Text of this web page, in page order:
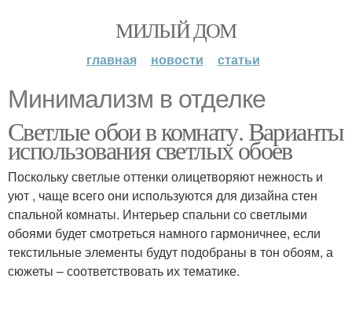
МИЛЫЙ ДОМ
главная новости статьи
Минимализм в отделке
Светлые обои в комнату. Варианты
использования светлых обоев
Поскольку светлые оттенки олицетворяют нежность и
уют , чаще всего они используются для дизайна стен
спальной комнаты. Интерьер спальни со светлыми
обоями будет смотреться намного гармоничнее, если
текстильные элементы будут подобраны в тон обоям, а
сюжеты – соответствовать их тематике.